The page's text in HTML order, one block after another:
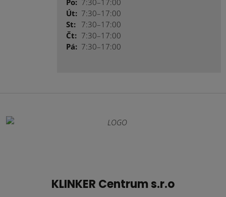
Po: 7:30–17:00
Út: 7:30–17:00
St: 7:30–17:00
Čt: 7:30–17:00
Pá: 7:30–17:00
KLINKER Centrum s.r.o